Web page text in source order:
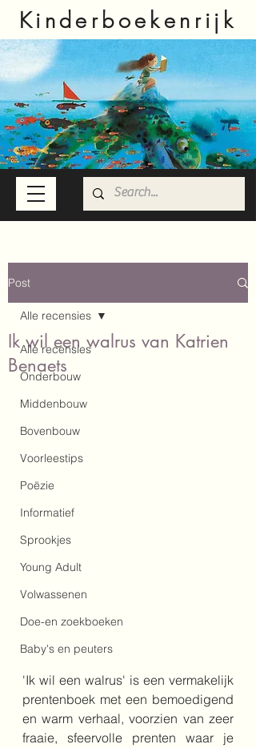
Kinderboekenrijk
Post
Alle recensies
Onderbouw
Middenbouw
Bovenbouw
Voorleestips
Poëzie
Informatief
Sprookjes
Young Adult
Volwassenen
Doe-en zoekboeken
Baby's en peuters
Alle recensies
Ik wil een walrus van Katrien
Benaets
'Ik wil een walrus' is een vermakelijk
prentenboek met een bemoedigend
en warm verhaal, voorzien van zeer
fraaie, sfeervolle prenten waar je